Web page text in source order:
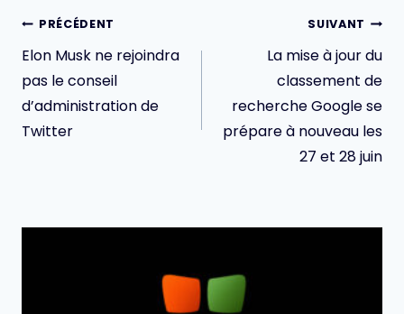
Navigation
de
l’article
PRÉCÉDENT
Elon Musk ne rejoindra
pas le conseil
d’administration de
Twitter
SUIVANT
La mise à jour du
classement de
recherche Google se
prépare à nouveau les
27 et 28 juin